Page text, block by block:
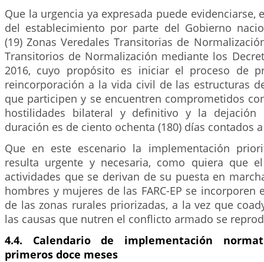
Que la urgencia ya expresada puede evidenciarse,
del establecimiento por parte del Gobierno
(19) Zonas Veredales Transitorias de
Transitorios de Normalización mediante los
2016, cuyo propósito es iniciar el proceso de
reincorporación a la vida civil de las estructuras de
que participen y se encuentren comprometidos
hostilidades bilateral y definitivo y la dejación
duración es de ciento ochenta (180) días contados
Que en este escenario la implementación
resulta urgente y necesaria, como quiera que
actividades que se derivan de su puesta en
hombres y mujeres de las FARC-EP se
de las zonas rurales priorizadas, a la vez que
las causas que nutren el conflicto armado se
4.4. Calendario de implementación
primeros doce meses